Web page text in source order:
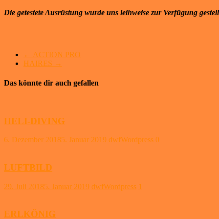
Die getestete Ausrüstung wurde uns leihweise zur Verfügung
← ACTION PRO
HAIRES →
Das könnte dir auch gefallen
HELI-DIVING
6. Dezember 20185. Januar 2019 dwfWordpress 0
LUFTBILD
29. Juli 20185. Januar 2019 dwfWordpress 1
ERLKÖNIG